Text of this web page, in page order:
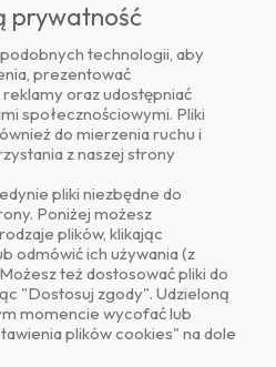
nas na
prywatność
technologii, aby
prezentować
oraz udostępniać
społecznościowymi. Pliki
do mierzenia ruchu i
z naszej strony
pliki niezbędne do
Poniżej możesz
plików, klikając
odmówić ich używania (z
też dostosować pliki do
"Dostosuj zgody". Udzieloną
momencie wycofać lub
plików cookies" na dole